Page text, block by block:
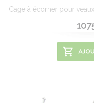
Cage à écorner pour